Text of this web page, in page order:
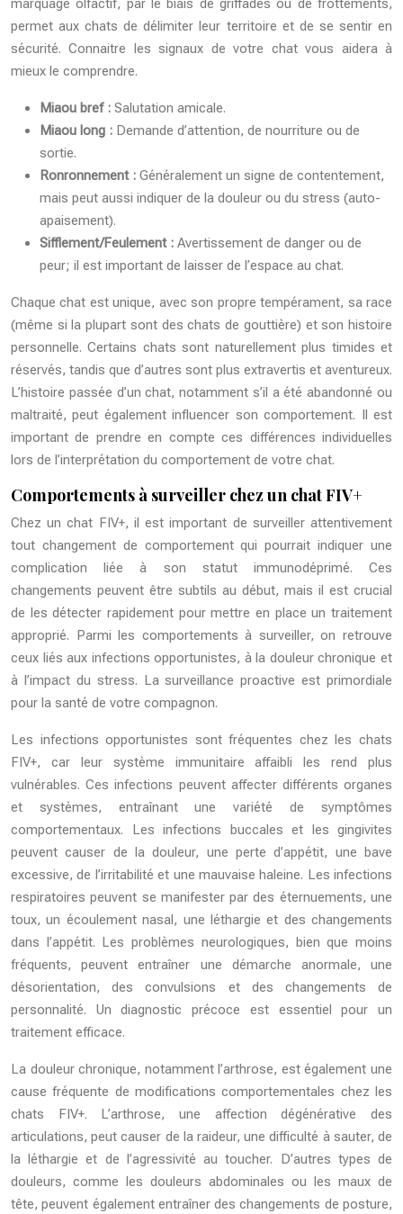
marquage olfactif, par le biais de griffades ou de frottements,
permet aux chats de délimiter leur territoire et de se sentir en
sécurité. Connaitre les signaux de votre chat vous aidera à
mieux le comprendre.
Miaou bref : Salutation amicale.
Miaou long : Demande d’attention, de nourriture ou de
sortie.
Ronronnement : Généralement un signe de contentement,
mais peut aussi indiquer de la douleur ou du stress (auto-
apaisement).
Sifflement/Feulement : Avertissement de danger ou de
peur; il est important de laisser de l’espace au chat.
Chaque chat est unique, avec son propre tempérament, sa race
(même si la plupart sont des chats de gouttière) et son histoire
personnelle. Certains chats sont naturellement plus timides et
réservés, tandis que d’autres sont plus extravertis et aventureux.
L’histoire passée d’un chat, notamment s’il a été abandonné ou
maltraité, peut également influencer son comportement. Il est
important de prendre en compte ces différences individuelles
lors de l’interprétation du comportement de votre chat.
Comportements à surveiller chez un chat FIV+
Chez un chat FIV+, il est important de surveiller attentivement
tout changement de comportement qui pourrait indiquer une
complication liée à son statut immunodéprimé. Ces
changements peuvent être subtils au début, mais il est crucial
de les détecter rapidement pour mettre en place un traitement
approprié. Parmi les comportements à surveiller, on retrouve
ceux liés aux infections opportunistes, à la douleur chronique et
à l’impact du stress. La surveillance proactive est primordiale
pour la santé de votre compagnon.
Les infections opportunistes sont fréquentes chez les chats
FIV+, car leur système immunitaire affaibli les rend plus
vulnérables. Ces infections peuvent affecter différents organes
et systèmes, entraînant une variété de symptômes
comportementaux. Les infections buccales et les gingivites
peuvent causer de la douleur, une perte d’appétit, une bave
excessive, de l’irritabilité et une mauvaise haleine. Les infections
respiratoires peuvent se manifester par des éternuements, une
toux, un écoulement nasal, une léthargie et des changements
dans l’appétit. Les problèmes neurologiques, bien que moins
fréquents, peuvent entraîner une démarche anormale, une
désorientation, des convulsions et des changements de
personnalité. Un diagnostic précoce est essentiel pour un
traitement efficace.
La douleur chronique, notamment l’arthrose, est également une
cause fréquente de modifications comportementales chez les
chats FIV+. L’arthrose, une affection dégénérative des
articulations, peut causer de la raideur, une difficulté à sauter, de
la léthargie et de l’agressivité au toucher. D’autres types de
douleurs, comme les douleurs abdominales ou les maux de
tête, peuvent également entraîner des changements de posture,